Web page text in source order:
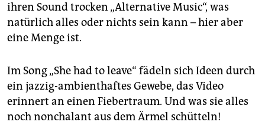
ihren Sound trocken „Alternative Music“, was
natürlich alles oder nichts sein kann – hier aber
eine Menge ist.
Im Song „She had to leave“ fädeln sich Ideen durch
ein jazzig-ambienthaftes Gewebe, das Video
erinnert an einen Fiebertraum. Und was sie alles
noch nonchalant aus dem Ärmel schütteln!